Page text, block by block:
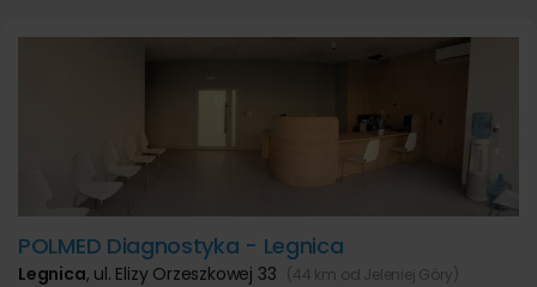
POLMED Diagnostyka - Legnica
Legnica, ul. Elizy Orzeszkowej 33 (44 km od Jeleniej Góry)